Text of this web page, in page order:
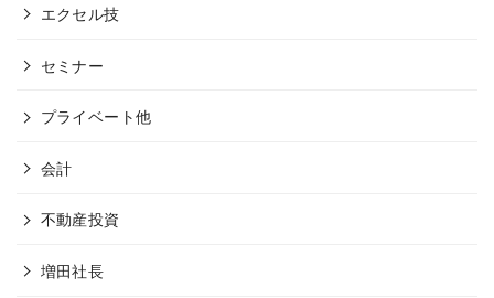
エクセル技
セミナー
プライベート他
会計
不動産投資
増田社長